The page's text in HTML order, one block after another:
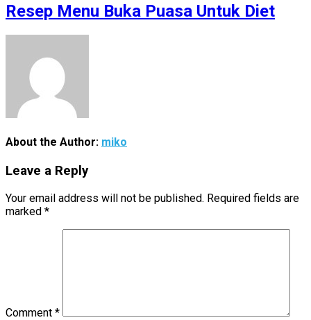
Resep Menu Buka Puasa Untuk Diet
About the Author: miko
Leave a Reply
Your email address will not be published. Required fields are
marked *
Comment *